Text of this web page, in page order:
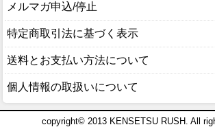
メルマガ申込/停止
特定商取引法に基づく表示
送料とお支払い方法について
個人情報の取扱いについて
copyright© 2013 KENSETSU RUSH. All